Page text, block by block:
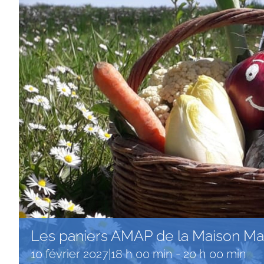
Les paniers AMAP de la Maison
10 février 2027|18 h 00 min- 20 h 00 min